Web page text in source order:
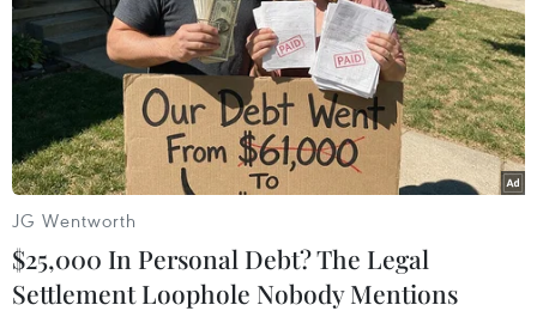
JG Wentworth
$25,000 In Personal Debt? The Legal
Settlement Loophole Nobody Mentions